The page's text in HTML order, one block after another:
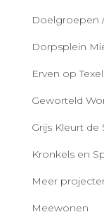
Doelgroepen
Dorpsplein
Erven op Texel
Geworteld
Grijs Kleurt de
Kronkels en
Meer
Meewonen